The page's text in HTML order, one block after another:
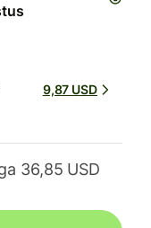
9,87 USD
36,85 USD